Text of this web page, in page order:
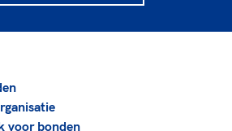
vanzelf
topsport
voor bonden